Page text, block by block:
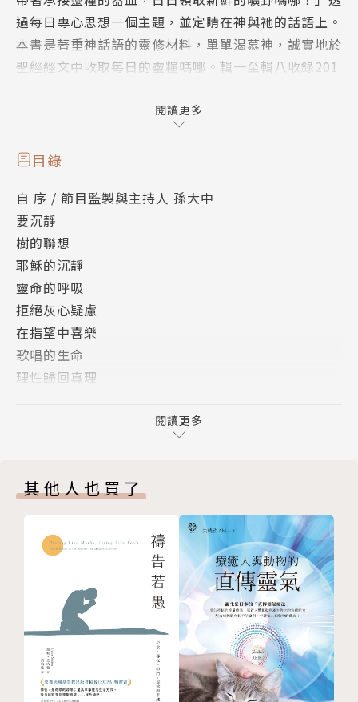
過每日專心思想一個主題，並定睛在神與祂的話語上。
本書是著重神話語的靈修材料，單單渴慕神，誠實地於
聖經經文中收取每日的靈糧嗎哪。輯一至輯八收錄201
「與主同行」、「突破更新」、「試煉成金」、「謙卑
倚靠」、「信心得勝」、「靈性成熟」、「禱告大
步一步認識主，進深人與神之間愛的關係，直到永生。
【作者簡介】
孫大中
現任遠東福音會節目總監，及廣播節目《曠野嗎哪》的
監製與主持人。
過去在伊利諾州惠頓研究所（Wheaton College Grad
uate School）主修大眾傳播碩士。
閱讀更多
目錄
自 序 / 節目監製與主持人 孫大中
要沉靜
樹的聯想
耶穌的沉靜
靈命的呼吸
拒絕灰心疑慮
在指望中喜樂
歌唱的生命
理性歸回真理
松柏長青
百合花在荊棘內
獨自忍受
我靈鎮靜
用溫和的品格見證主耶穌復活
雲散天自晴
不要計較
「居上」的生活
閱讀更多
其他人也買了